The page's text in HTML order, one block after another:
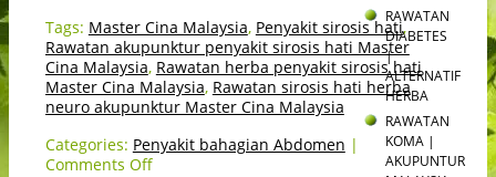
Tags: Master Cina Malaysia, Penyakit sirosis hati,
Rawatan akupunktur penyakit sirosis hati Master
Cina Malaysia, Rawatan herba penyakit sirosis hati
Master Cina Malaysia, Rawatan sirosis hati herba
neuro akupunktur Master Cina Malaysia
Categories: Penyakit bahagian Abdomen |
Comments Off
RAWATAN
DIABETES
|
ALTERNATIF
HERBA
RAWATAN
KOMA |
AKUPUNTUR